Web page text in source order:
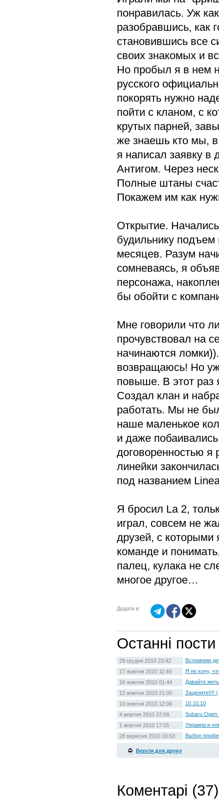
понравилась. Уж
разобравшись, как
становившись все
своих знакомых и
Но пробыл я в нем
русского
покорять нужно
пойти с кланом, с
крутых парней,
же знаешь кто мы,
я написал заявку в
Антигом. Через
Полные штаны
Покажем им как
Открытие.
будильнику подъем
месяцев. Разум
сомневаясь, я
персонажа,
бы обойти с
Мне говорили что
прочувствовал на
начинаются
возвращаюсь! Но
повыше. В этот раз
Создал клан и
работать. Мы не
наше маленькое
и даже
договоренностью я
линейки
под названием
Я бросил Lа 2,
играл, совсем не
друзей, с которыми
команде и
палец, кулака не
многое другое…
Додати в:
Останні
29 грудня 2010 23:42
Вспомним
17 жовтня 2010 11:49
Я не хочу,
16 жовтня 2010 01:44
Давайте
12 жовтня 2010 21:05
Зацените!!!!
10 жовтня 2010 12:06
10.10.10
4 жовтня 2010 22:58
Subaru Open
1 жовтня 2010 17:55
Украина и
28 вересня 2010 10:53
Выбор
Версія для друку
Коментарі (37)